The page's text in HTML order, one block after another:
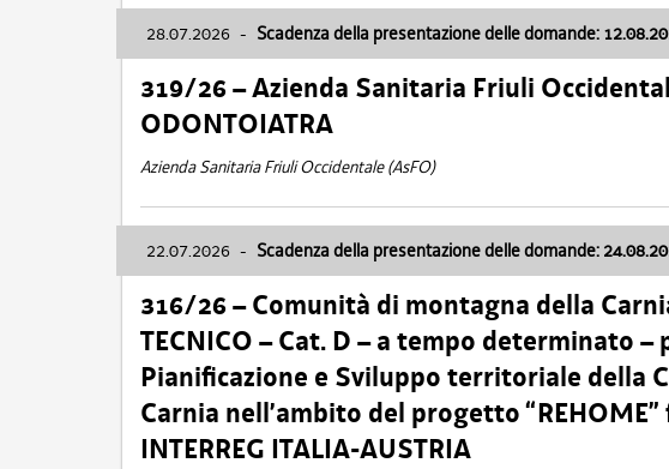
28.07.2026 - Scadenza della presentazione delle domande:
319/26 – Azienda Sanitaria Friuli
ODONTOIATRA
Azienda Sanitaria Friuli Occidentale (AsFO)
22.07.2026 - Scadenza della presentazione delle domande:
316/26 – Comunità di montagna della
TECNICO – Cat. D – a tempo determinato –
Pianificazione e Sviluppo territoriale della
Carnia nell’ambito del progetto
INTERREG ITALIA-AUSTRIA